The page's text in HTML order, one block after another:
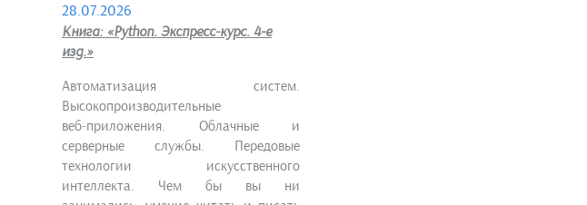
28.07.2026
Книга: «Python. Экспресс‑курс. 4-е
изд.»
Автоматизация систем.
Высокопроизводительные
веб‑приложения. Облачные и
серверные службы. Передовые
технологии искусственного
интеллекта. Чем бы вы ни